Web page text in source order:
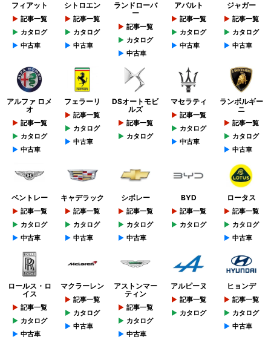
フィアット
記事一覧
カタログ
中古車
シトロエン
記事一覧
カタログ
中古車
ランドローバ
ー
記事一覧
カタログ
中古車
アバルト
記事一覧
カタログ
中古車
ジャガー
記事一覧
カタログ
中古車
アルファ ロメ
オ
記事一覧
カタログ
中古車
フェラーリ
記事一覧
カタログ
中古車
DSオートモビ
ルズ
記事一覧
カタログ
マセラティ
記事一覧
カタログ
中古車
ランボルギー
ニ
記事一覧
カタログ
中古車
ベントレー
記事一覧
カタログ
中古車
キャデラック
記事一覧
カタログ
中古車
シボレー
記事一覧
カタログ
中古車
BYD
記事一覧
カタログ
ロータス
記事一覧
カタログ
中古車
ロールス・ロ
イス
記事一覧
カタログ
中古車
マクラーレン
記事一覧
カタログ
中古車
アストンマー
ティン
記事一覧
カタログ
中古車
アルピーヌ
記事一覧
カタログ
ヒョンデ
記事一覧
カタログ
中古車